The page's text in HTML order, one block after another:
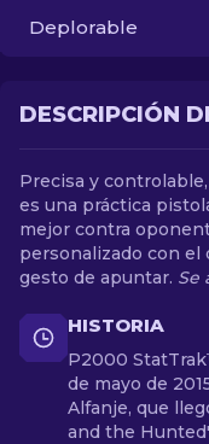
Deplorable
DESCRIPCIÓN
Precisa y
es una práctica
mejor contra
personalizado con el
gesto de apuntar. Se
HISTORIA
P2000
de mayo de
Alfanje, que
and the